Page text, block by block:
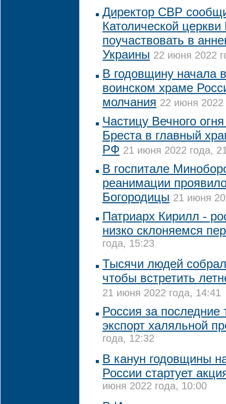
Директор СВР
Католической
поучаствовать в
Украины 22 июня 2022
В годовщину начала
воинском храме
молчания 22 июня 2022
Частицу Вечного
Бреста в главный
РФ 21 июня 2022 года,
В госпитале
реанимации
Богородицы 21 июня
Патриарх Кирилл -
низко склоняемся
года, 15:23
Тысячи людей
чтобы встретить
21 июня 2022 года, 14:41
Россия за последние
экспорт халяльной
года, 12:32
В канун годовщины
России стартует
июня 2022 года, 10:00